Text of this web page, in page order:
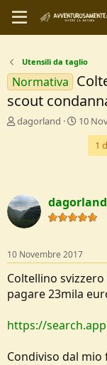
Utensili da taglio
Normativa
scout
C
r
e
D
s
c
u
s
s
o
dagorland
D
I
n
i
i
o
10
1
dagorland
10 Novembre 2017
Coltellino
pagare 23mila
https://
Condiviso dal mio